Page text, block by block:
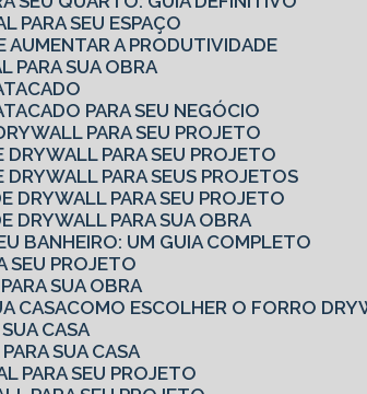
PARA SEU ESPAÇO
AUMENTAR A PRODUTIVIDADE
PARA SUA OBRA
PARA SEU NEGÓCIO
PARA SEU PROJETO
DRYWALL PARA SEU PROJETO
DRYWALL PARA SEUS PROJETOS
DRYWALL PARA SEU PROJETO
DRYWALL PARA SUA OBRA
BANHEIRO: UM GUIA COMPLETO
SEU PROJETO
SUA OBRA
CASA COMO ESCOLHER O FORRO
CASA
SUA CASA
PARA SEU PROJETO